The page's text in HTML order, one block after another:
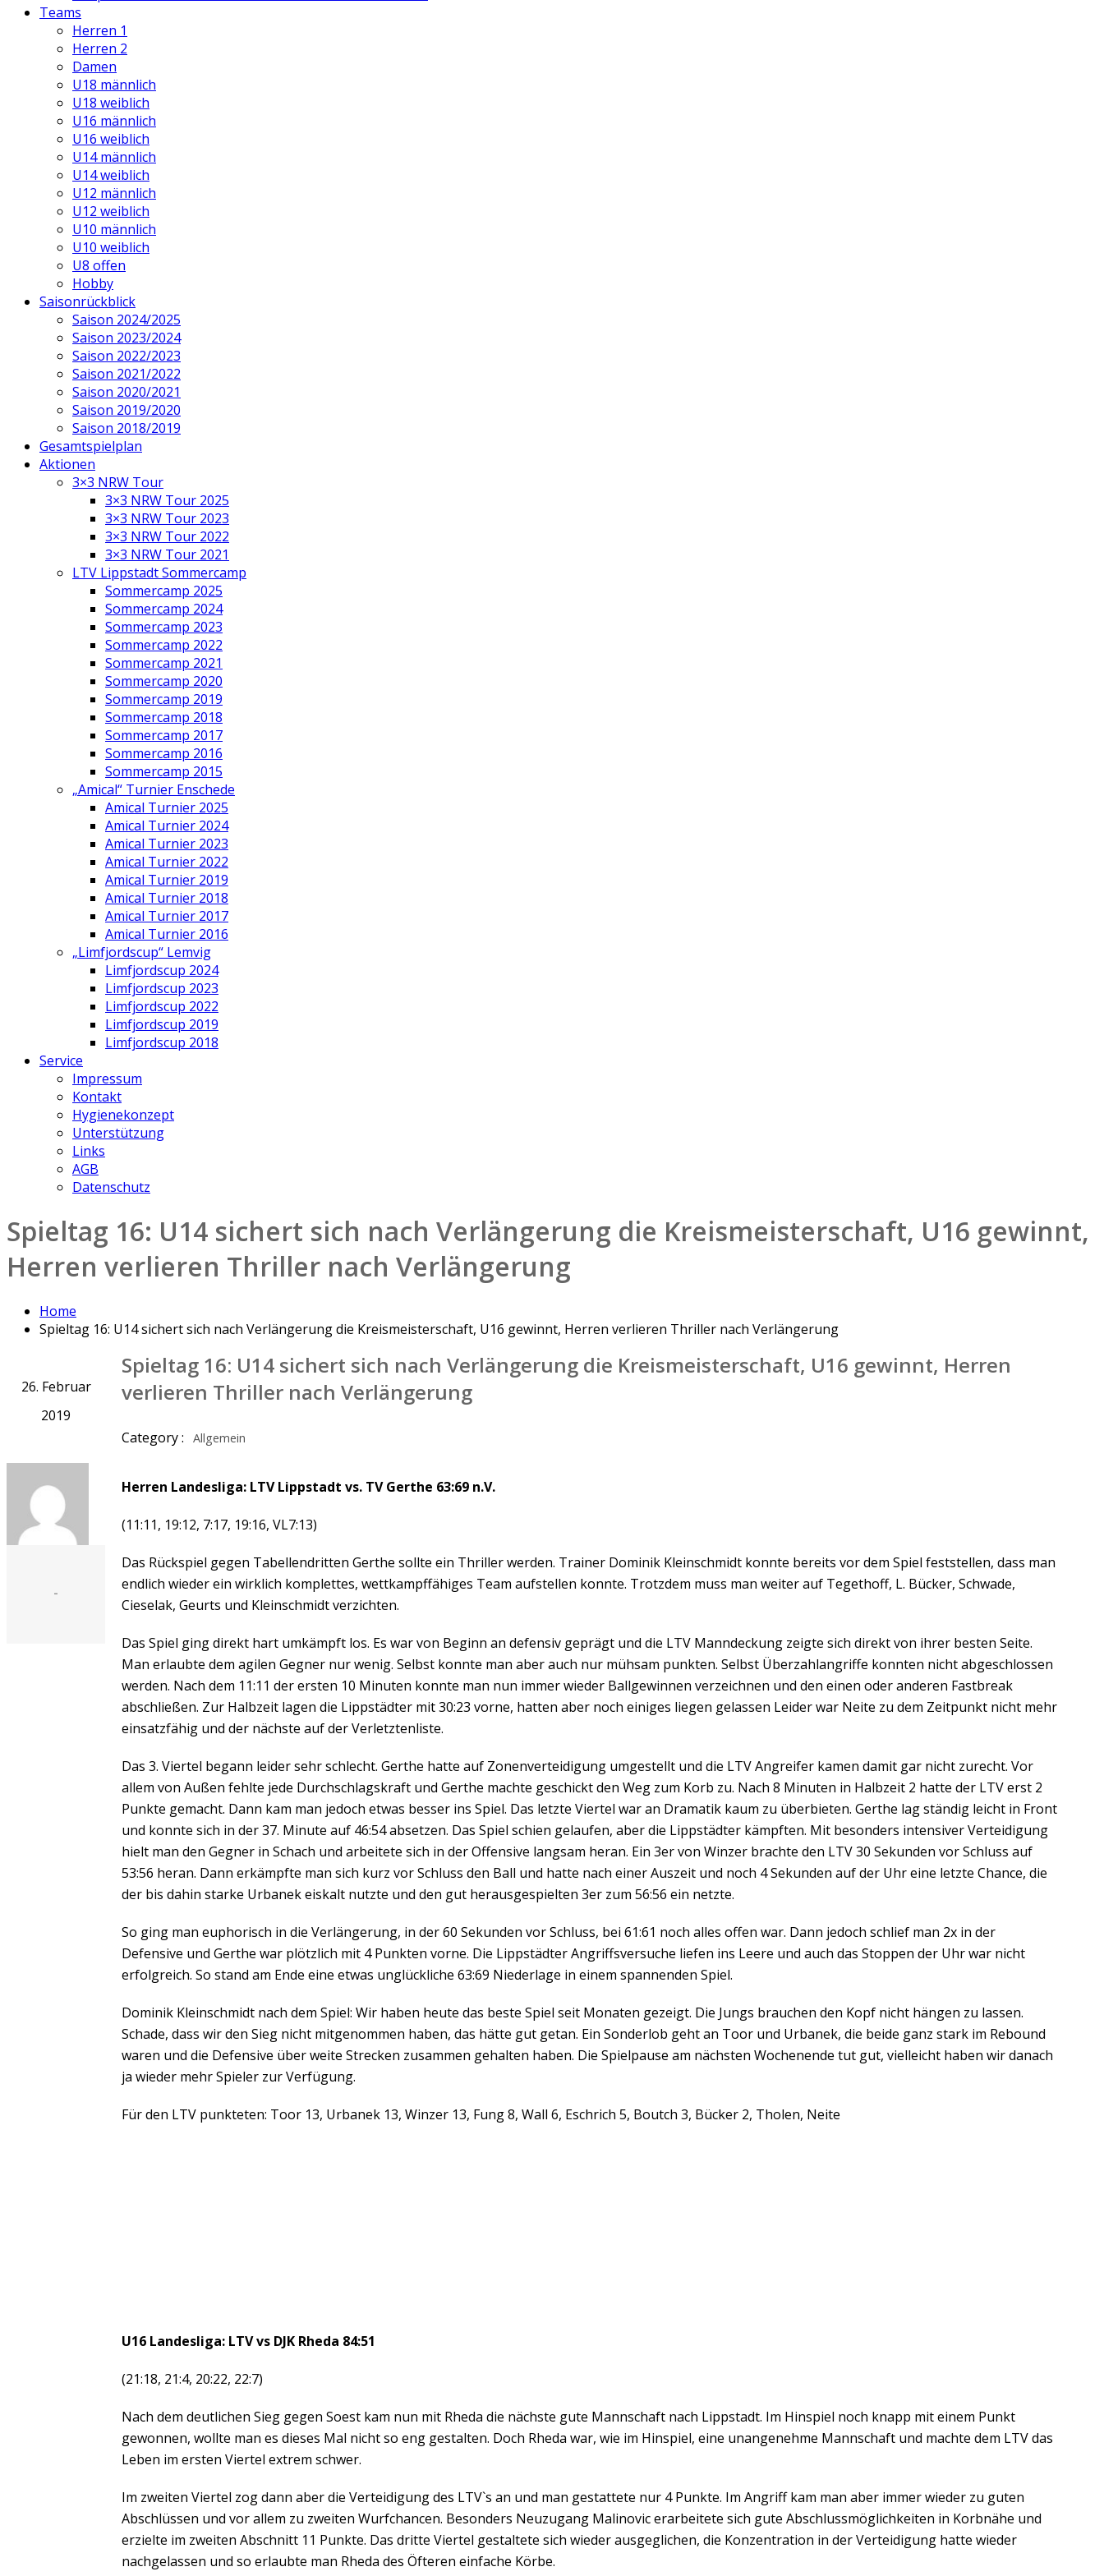
Teams
Herren 1
Herren 2
Damen
U18 männlich
U18 weiblich
U16 männlich
U16 weiblich
U14 männlich
U14 weiblich
U12 männlich
U12 weiblich
U10 männlich
U10 weiblich
U8 offen
Hobby
Saisonrückblick
Saison 2024/2025
Saison 2023/2024
Saison 2022/2023
Saison 2021/2022
Saison 2020/2021
Saison 2019/2020
Saison 2018/2019
Gesamtspielplan
Aktionen
3×3 NRW Tour
3×3 NRW Tour 2025
3×3 NRW Tour 2023
3×3 NRW Tour 2022
3×3 NRW Tour 2021
LTV Lippstadt Sommercamp
Sommercamp 2025
Sommercamp 2024
Sommercamp 2023
Sommercamp 2022
Sommercamp 2021
Sommercamp 2020
Sommercamp 2019
Sommercamp 2018
Sommercamp 2017
Sommercamp 2016
Sommercamp 2015
„Amical“ Turnier Enschede
Amical Turnier 2025
Amical Turnier 2024
Amical Turnier 2023
Amical Turnier 2022
Amical Turnier 2019
Amical Turnier 2018
Amical Turnier 2017
Amical Turnier 2016
„Limfjordscup“ Lemvig
Limfjordscup 2024
Limfjordscup 2023
Limfjordscup 2022
Limfjordscup 2019
Limfjordscup 2018
Service
Impressum
Kontakt
Hygienekonzept
Unterstützung
Links
AGB
Datenschutz
Spieltag 16: U14 sichert sich nach Verlängerung die Kreismeisterschaft, U16 gewinnt,
Herren verlieren Thriller nach Verlängerung
Home
Spieltag 16: U14 sichert sich nach Verlängerung die Kreismeisterschaft, U16 gewinnt, Herren verlieren Thriller nach Verlängerung
26. Februar
2019
-
Spieltag 16: U14 sichert sich nach Verlängerung die Kreismeisterschaft, U16 gewinnt, Herren
verlieren Thriller nach Verlängerung
Category : Allgemein
Herren Landesliga: LTV Lippstadt vs. TV Gerthe 63:69 n.V.
(11:11, 19:12, 7:17, 19:16, VL7:13)
Das Rückspiel gegen Tabellendritten Gerthe sollte ein Thriller werden. Trainer Dominik Kleinschmidt konnte bereits vor dem Spiel feststellen, dass man
endlich wieder ein wirklich komplettes, wettkampffähiges Team aufstellen konnte. Trotzdem muss man weiter auf Tegethoff, L. Bücker, Schwade,
Cieselak, Geurts und Kleinschmidt verzichten.
Das Spiel ging direkt hart umkämpft los. Es war von Beginn an defensiv geprägt und die LTV Manndeckung zeigte sich direkt von ihrer besten Seite.
Man erlaubte dem agilen Gegner nur wenig. Selbst konnte man aber auch nur mühsam punkten. Selbst Überzahlangriffe konnten nicht abgeschlossen
werden. Nach dem 11:11 der ersten 10 Minuten konnte man nun immer wieder Ballgewinnen verzeichnen und den einen oder anderen Fastbreak
abschließen. Zur Halbzeit lagen die Lippstädter mit 30:23 vorne, hatten aber noch einiges liegen gelassen Leider war Neite zu dem Zeitpunkt nicht mehr
einsatzfähig und der nächste auf der Verletztenliste.
Das 3. Viertel begann leider sehr schlecht. Gerthe hatte auf Zonenverteidigung umgestellt und die LTV Angreifer kamen damit gar nicht zurecht. Vor
allem von Außen fehlte jede Durchschlagskraft und Gerthe machte geschickt den Weg zum Korb zu. Nach 8 Minuten in Halbzeit 2 hatte der LTV erst 2
Punkte gemacht. Dann kam man jedoch etwas besser ins Spiel. Das letzte Viertel war an Dramatik kaum zu überbieten. Gerthe lag ständig leicht in Front
und konnte sich in der 37. Minute auf 46:54 absetzen. Das Spiel schien gelaufen, aber die Lippstädter kämpften. Mit besonders intensiver Verteidigung
hielt man den Gegner in Schach und arbeitete sich in der Offensive langsam heran. Ein 3er von Winzer brachte den LTV 30 Sekunden vor Schluss auf
53:56 heran. Dann erkämpfte man sich kurz vor Schluss den Ball und hatte nach einer Auszeit und noch 4 Sekunden auf der Uhr eine letzte Chance, die
der bis dahin starke Urbanek eiskalt nutzte und den gut herausgespielten 3er zum 56:56 ein netzte.
So ging man euphorisch in die Verlängerung, in der 60 Sekunden vor Schluss, bei 61:61 noch alles offen war. Dann jedoch schlief man 2x in der
Defensive und Gerthe war plötzlich mit 4 Punkten vorne. Die Lippstädter Angriffsversuche liefen ins Leere und auch das Stoppen der Uhr war nicht
erfolgreich. So stand am Ende eine etwas unglückliche 63:69 Niederlage in einem spannenden Spiel.
Dominik Kleinschmidt nach dem Spiel: Wir haben heute das beste Spiel seit Monaten gezeigt. Die Jungs brauchen den Kopf nicht hängen zu lassen.
Schade, dass wir den Sieg nicht mitgenommen haben, das hätte gut getan. Ein Sonderlob geht an Toor und Urbanek, die beide ganz stark im Rebound
waren und die Defensive über weite Strecken zusammen gehalten haben. Die Spielpause am nächsten Wochenende tut gut, vielleicht haben wir danach
ja wieder mehr Spieler zur Verfügung.
Für den LTV punkteten: Toor 13, Urbanek 13, Winzer 13, Fung 8, Wall 6, Eschrich 5, Boutch 3, Bücker 2, Tholen, Neite
U16 Landesliga: LTV vs DJK Rheda 84:51
(21:18, 21:4, 20:22, 22:7)
Nach dem deutlichen Sieg gegen Soest kam nun mit Rheda die nächste gute Mannschaft nach Lippstadt. Im Hinspiel noch knapp mit einem Punkt
gewonnen, wollte man es dieses Mal nicht so eng gestalten. Doch Rheda war, wie im Hinspiel, eine unangenehme Mannschaft und machte dem LTV das
Leben im ersten Viertel extrem schwer.
Im zweiten Viertel zog dann aber die Verteidigung des LTV`s an und man gestattete nur 4 Punkte. Im Angriff kam man aber immer wieder zu guten
Abschlüssen und vor allem zu zweiten Wurfchancen. Besonders Neuzugang Malinovic erarbeitete sich gute Abschlussmöglichkeiten in Korbnähe und
erzielte im zweiten Abschnitt 11 Punkte. Das dritte Viertel gestaltete sich wieder ausgeglichen, die Konzentration in der Verteidigung hatte wieder
nachgelassen und so erlaubte man Rheda des Öfteren einfache Körbe.